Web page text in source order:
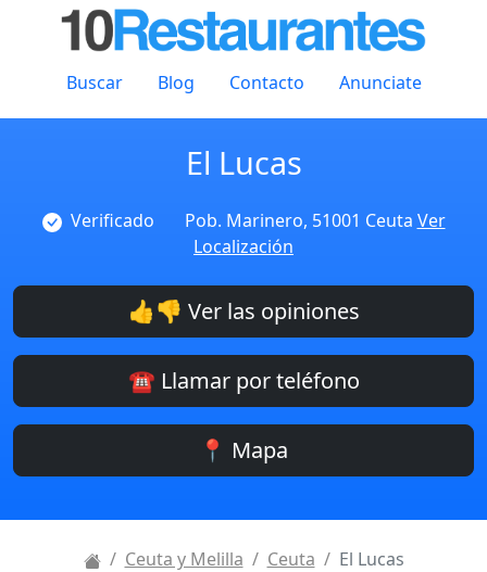
Buscar Blog Contacto Anunciate
El Lucas
Verificado Pob. Marinero, 51001 Ceuta Ver
Localización
👍👎 Ver las opiniones
☎️ Llamar por teléfono
📍 Mapa
Ceuta y Melilla Ceuta El Lucas